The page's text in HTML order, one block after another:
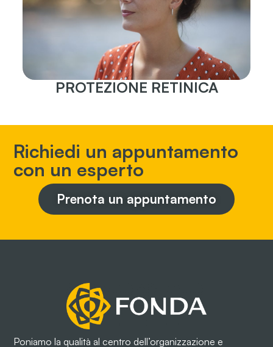
PROTEZIONE RETINICA
Richiedi un appuntamento
con un esperto
Prenota un appuntamento
Poniamo la qualità al centro dell’organizzazione e